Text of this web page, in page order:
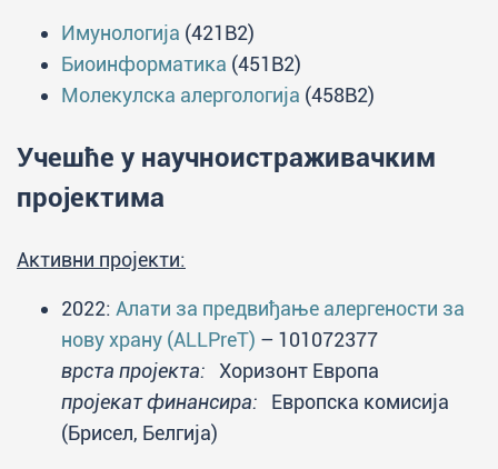
Имунологија (421B2)
Биоинформатика (451B2)
Молекулска алергологија (458B2)
Учешће у научноистраживачким
пројектима
Активни пројекти:
2022: Алати за предвиђање алергености за
нову храну (ALLPreT) – 101072377
врста пројекта: Хоризонт Европа
пројекат финансира: Европска комисија
(Брисел, Белгија)